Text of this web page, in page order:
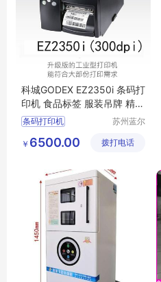
科城GODEX EZ2350i 条码打
印机 食品标签 服装吊牌 精密
电器标签
条码打印机
苏州蓝尔
公司
￥ 6500.00 拨打电话